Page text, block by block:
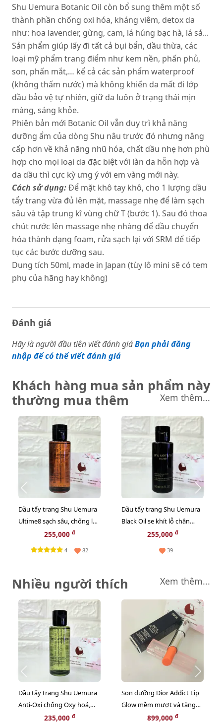
Shu Uemura Botanic Oil còn bổ sung thêm một số
thành phần chống oxi hóa, kháng viêm, detox da
như: hoa lavender, gừng, cam, lá húng bạc hà, lá sả...
Sản phẩm giúp lấy đi tất cả bụi bẩn, dầu thừa, các
loại mỹ phẩm trang điểm như kem nền, phấn phủ,
son, phấn mắt,… kể cả các sản phẩm waterproof
(không thấm nước) mà không khiến da mất đi lớp
dầu bảo vệ tự nhiên, giữ da luôn ở trạng thái mịn
màng, sáng khỏe.
Phiên bản mới Botanic Oil vẫn duy trì khả năng
dưỡng ẩm của dòng Shu nâu trước đó nhưng nâng
cấp hơn về khả năng nhũ hóa, chất dầu nhẹ hơn phù
hợp cho mọi loại da đặc biệt với làn da hỗn hợp và
da dầu thì cực kỳ ưng ý với em vàng mới này.
Cách sử dụng:Để mặt khô tay khô, cho 1 lượng dầu
tẩy trang vừa đủ lên mặt, massage nhẹ để làm sạch
sâu và tập trung kĩ vùng chữ T (bước 1). Sau đó thoa
chút nước lên massage nhẹ nhàng để dầu chuyển
hóa thành dạng foam, rửa sạch lại với SRM để tiếp
tục các bước dưỡng sau.
Dung tích 50ml, made in Japan (tùy lô mini sẽ có tem
phụ của hãng hay không)
Đánh giá
Hãy là người đầu tiên viết đánh giáBạn phải đăng
nhập để có thể viết đánh giá
Khách hàng mua sản phẩm này
thường mua thêm
Xem thêm...
Dầu tẩy trang Shu Uemura
Ultime8 sạch sâu, chống lão
hóa cao cấp nhất - 50ml
255,000 đ
4 82
Dầu tẩy trang Shu Uemura
Black Oil se khít lỗ chân
lông, sạch bã nhờn - 50ml
255,000 đ
39
Nhiều người thích Xem thêm...
Dầu tẩy trang Shu Uemura
Anti-Oxi chống Oxy hoá,
giảm xỉn màu da - 50ml
235,000 đ
Son dưỡng Dior Addict Lip
Glow mềm mượt và tăng
sắc môi, #004 Coral - cam tự
899,000 đ